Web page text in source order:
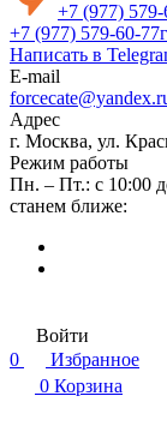
+7 (977)
+7 (977) 579-60-77
Написать в
E-mail
Адрес
г. Москва, ул.
Режим работы
Пн. – Пт.: с 10:00
станем ближе:
Войти
0
Избранное
0 Корзина